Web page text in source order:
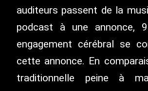
auditeurs passent de la
podcast à une annonce,
engagement cérébral se
cette annonce. En
traditionnelle peine à